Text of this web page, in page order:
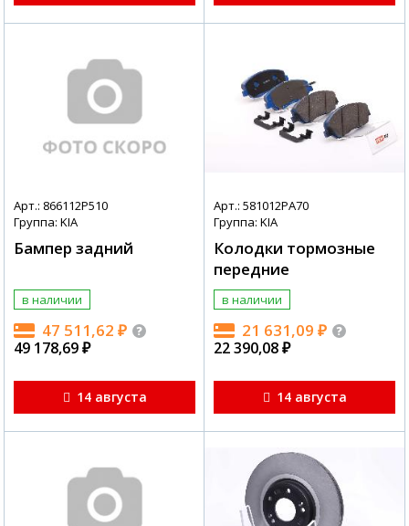
Арт.: 866112P510
Группа: KIA
Бампер задний
в наличии
47 511,62 ₽
49 178,69₽
14 августа
Арт.: 581012PA70
Группа: KIA
Колодки тормозные
передние
в наличии
21 631,09 ₽
22 390,08₽
14 августа